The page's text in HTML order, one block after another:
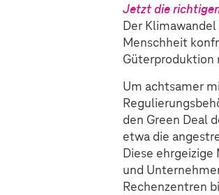
Jetzt die
Der
Menschheit
Güterproduktion
Um achtsamer
den Green Deal
etwa die
Diese
und
Rechenzentren